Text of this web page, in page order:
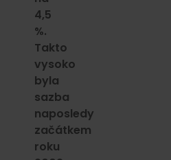
4,5
%.
Takto
vysoko
byla
sazba
naposledy
začátkem
roku